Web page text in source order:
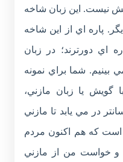
نيست. اين زبان شاخه
پاره اي از اين شاخه
اي دورترند؛ در زبان
بينيم. شما براي نمونه
گويش يا زبان مازني،
در مي يابد تا مازني
که هم اکنون مردم
خواست من از مازني